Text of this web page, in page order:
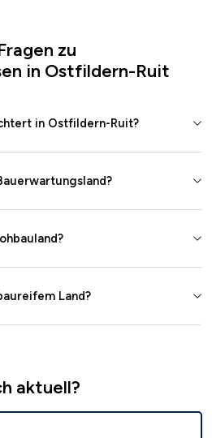
zu
in Ostfildern-Ruit
in Ostfildern-Ruit?
Land?
aktuell?